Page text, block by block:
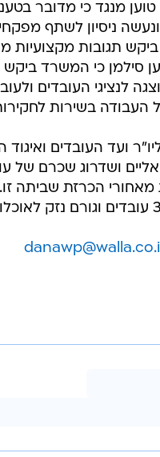
מנגד כי מדובר
ניסיון לשתף
תגובות מקצועיות
סילמן כי המשרד
לנציגי העובדים
העבודה בשירות
ועד העובדים
ושדרוג שכרם של
מאחורי הכרזת שביתה